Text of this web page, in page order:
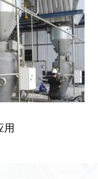
用